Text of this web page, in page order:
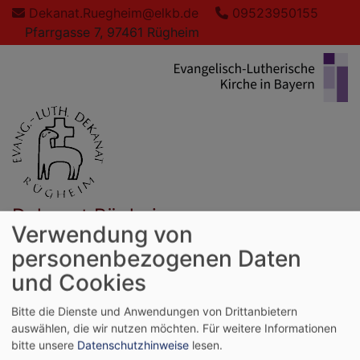
Direkt
Inhalt
Dekanat.Ruegheim@elkb.de
09523950155
Pfarrgasse 7, 97461 Rügheim
Dekanat Rügheim
evangelisch in den Haßbergen
Hauptnavigation
Startseite Pfarreien
Verwendung von
personenbezogenen Daten
und Cookies
Bitte die Dienste und Anwendungen von Drittanbietern
auswählen, die wir nutzen möchten. Für weitere Informationen
bitte unsere Datenschutzhinweise lesen.